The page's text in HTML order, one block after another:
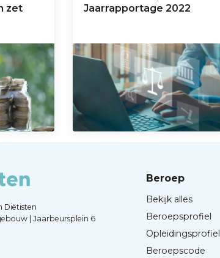
zet
Jaarrapportage 2022
Diëtisten
| Jaarbeursplein 6
Beroep
Bekijk alles
Beroepsprofiel
Opleidingsprofiel
Beroepscode